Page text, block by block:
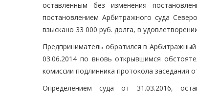
оставленным без изменения
постановлением Арбитражного суда
взыскано 33 000 руб. долга, в
Предприниматель обратился в
03.06.2014 по вновь открывшимся
комиссии подлинника протокола заседания
Определением суда от 31.03.2016,